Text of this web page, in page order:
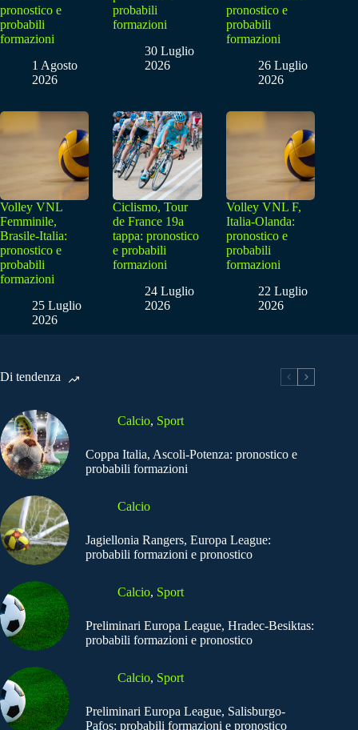
pronostico e
probabili
formazioni
1 Agosto
2026
probabili
formazioni
30 Luglio
2026
pronostico e
probabili
formazioni
26 Luglio
2026
Volley VNL
Femminile,
Brasile-Italia:
pronostico e
probabili
formazioni
25 Luglio
2026
Ciclismo, Tour
de France 19a
tappa: pronostico
e probabili
formazioni
24 Luglio
2026
Volley VNL F,
Italia-Olanda:
pronostico e
probabili
formazioni
22 Luglio
2026
Di tendenza
Calcio, Sport
Coppa Italia, Ascoli-Potenza: pronostico e
probabili formazioni
Calcio
Jagiellonia Rangers, Europa League:
probabili formazioni e pronostico
Calcio, Sport
Preliminari Europa League, Hradec-Besiktas:
probabili formazioni e pronostico
Calcio, Sport
Preliminari Europa League, Salisburgo-
Pafos: probabili formazioni e pronostico